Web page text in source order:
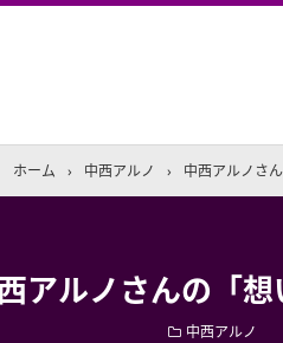
ホーム › 中西アルノ › 中西アルノさ
アルノさんの「想
中西アルノ